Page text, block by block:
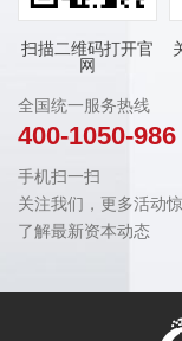
扫描二维码打开官
网
全国统一服务热线
400-1050-986
手机扫一扫
关注我们，更多活动
了解最新资本动态